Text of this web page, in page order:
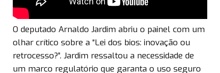
O deputado Arnaldo Jardim abriu o painel com um
olhar crítico sobre a “Lei dos bios: inovação ou
retrocesso?”. Jardim ressaltou a necessidade de
um marco regulatório que garanta o uso seguro